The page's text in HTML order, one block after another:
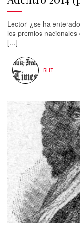
Lector, ¿se ha
los premios
[…]
RHT